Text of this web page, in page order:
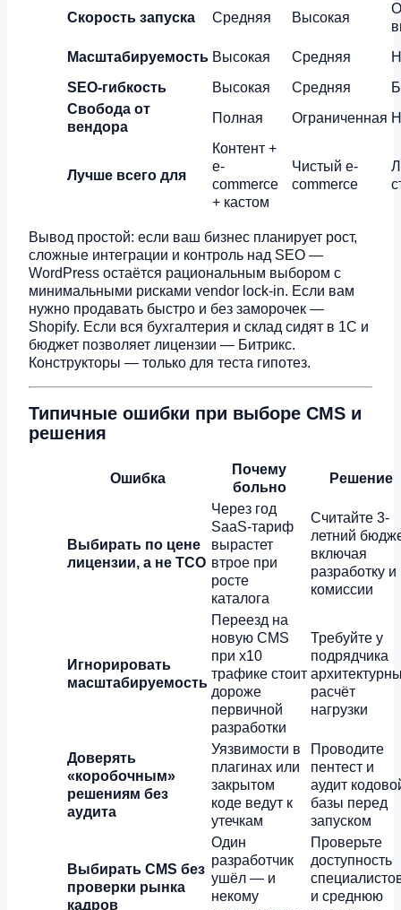
Скорость запуска
Средняя Высокая
Масштабируемость Высокая Средняя
SEO-гибкость
Высокая Средняя
Свобода от
вендора
Полная Ограниченная
Лучше всего для
Контент +
e-
commerce
+ кастом
Чистый e-
commerce
Вывод простой: если ваш бизнес планирует рост,
сложные интеграции и контроль над SEO —
WordPress остаётся рациональным выбором с
минимальными рисками vendor lock-in. Если вам
нужно продавать быстро и без заморочек —
Shopify. Если вся бухгалтерия и склад сидят в 1С и
бюджет позволяет лицензии — Битрикс.
Конструкторы — только для теста гипотез.
Типичные ошибки при выборе CMS и
решения
Ошибка
Почему
больно
Решение
Выбирать по цене
лицензии, а не TCO
Через год
SaaS-тариф
вырастет
втрое при
росте
каталога
Считайте 3-
летний
включая
разработку и
комиссии
Игнорировать
масштабируемость
Переезд на
новую CMS
при x10
трафике стоит
дороже
первичной
разработки
Требуйте у
подрядчика
расчёт
нагрузки
Доверять
«коробочным»
решениям без
аудита
Уязвимости в
плагинах или
закрытом
коде ведут к
утечкам
Проводите
пентест и
аудит
базы перед
запуском
Выбирать CMS без
проверки рынка
кадров
Один
разработчик
ушёл — и
некому
Проверьте
доступность
и среднюю